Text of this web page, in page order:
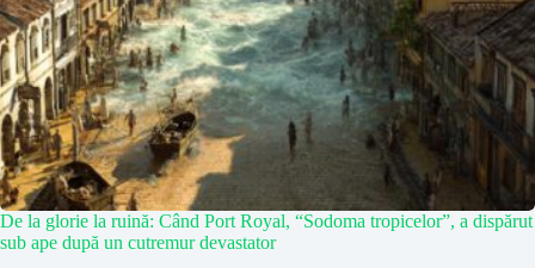
De la glorie la ruină: Când Port Royal, “Sodoma tropicelor”, a dispărut
sub ape după un cutremur devastator